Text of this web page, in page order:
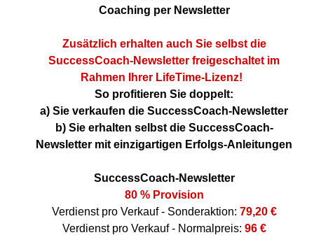
Coaching per Newsletter
Zusätzlich erhalten auch Sie selbst die
SuccessCoach-Newsletter freigeschaltet im
Rahmen Ihrer LifeTime-Lizenz!
So profitieren Sie doppelt:
a) Sie verkaufen die SuccessCoach-Newsletter
b) Sie erhalten selbst die SuccessCoach-
Newsletter mit einzigartigen Erfolgs-Anleitungen
SuccessCoach-Newsletter
80 % Provision
Verdienst pro Verkauf - Sonderaktion: 79,20 €
Verdienst pro Verkauf - Normalpreis: 96 €